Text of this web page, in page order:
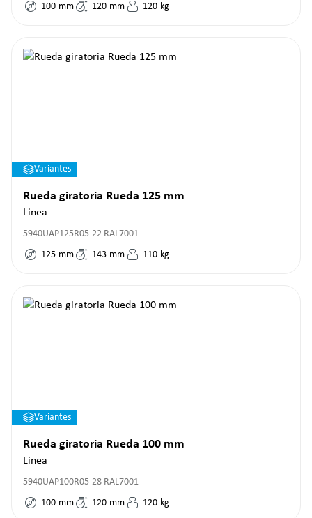
100 mm 120 mm 120 kg
Variantes
Rueda giratoria Rueda 125 mm
Linea
5940UAP125R05-22 RAL7001
125 mm 143 mm 110 kg
Variantes
Rueda giratoria Rueda 100 mm
Linea
5940UAP100R05-28 RAL7001
100 mm 120 mm 120 kg